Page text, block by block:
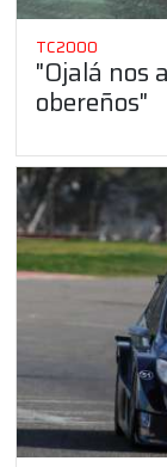
TC2000
"Ojalá nos
obereños"